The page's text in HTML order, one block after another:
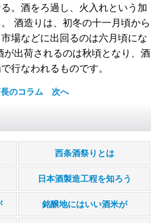
。酒をろ過し、火入れという加
酒造りは、初冬の十一月頃から
場などに出回るのは六月頃にな
出荷されるのは秋頃となり、酒
行なわれるものです。
のコラム 次へ
西条酒祭りとは
日本酒製造工程を知ろう
銘醸地にはいい酒米が